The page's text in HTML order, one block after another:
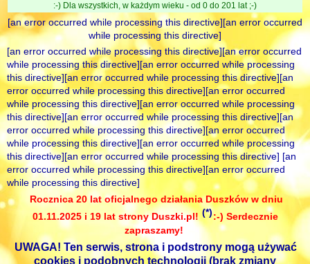
:-) Dla wszystkich, w każdym wieku - od 0 do 201 lat ;-)
[an error occurred while processing this directive][an error occurred
while processing this directive]
[an error occurred while processing this directive][an error occurred
while processing this directive][an error occurred while processing
this directive][an error occurred while processing this directive][an
error occurred while processing this directive][an error occurred
while processing this directive][an error occurred while processing
this directive][an error occurred while processing this directive][an
error occurred while processing this directive][an error occurred
while processing this directive][an error occurred while processing
this directive][an error occurred while processing this directive] [an
error occurred while processing this directive][an error occurred
while processing this directive]
Rocznica 20 lat oficjalnego działania Duszków w dniu
01.11.2025 i 19 lat strony Duszki.pl! (*):-) Serdecznie
zapraszamy!
UWAGA! Ten serwis, strona i podstrony mogą używać
cookies i podobnych technologii (brak zmiany